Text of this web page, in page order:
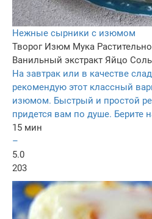
Нежные сырники с изюмом
Творог Изюм Мука
Ванильный экстракт Яйцо Соль
На завтрак или в качестве
рекомендую этот классный
изюмом. Быстрый и простой
придется вам по душе. Берите
15 мин
–
5.0
203